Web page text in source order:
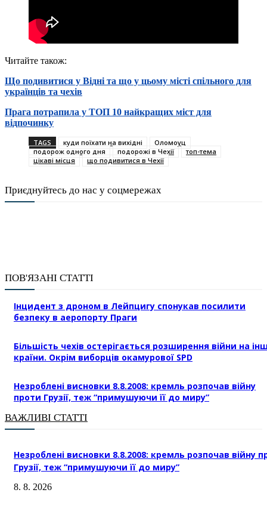
Читайте також:
Що подивитися у Відні та що у цьому місті спільного для
українців та чехів
Прага потрапила у ТОП 10 найкращих міст для
відпочинку
TAGS куди поїхати на вихідні
Оломоуц
подорож одного дня
подорожі в Чехії
топ-тема
цікаві місця
що подивитися в Чехії
Приєднуйтесь до нас у соцмережах
ПОВ'ЯЗАНІ СТАТТІ
Інцидент з дроном в Лейпцигу спонукав посилити
безпеку в аеропорту Праги
Більшість чехів остерігається розширення війни на
країни. Окрім виборців окамурової SPD
Незроблені висновки 8.8.2008: кремль розпочав війну
проти Грузії, теж “примушуючи її до миру”
ВАЖЛИВІ СТАТТІ
Незроблені висновки 8.8.2008: кремль розпочав війну
Грузії, теж “примушуючи її до миру”
8. 8. 2026